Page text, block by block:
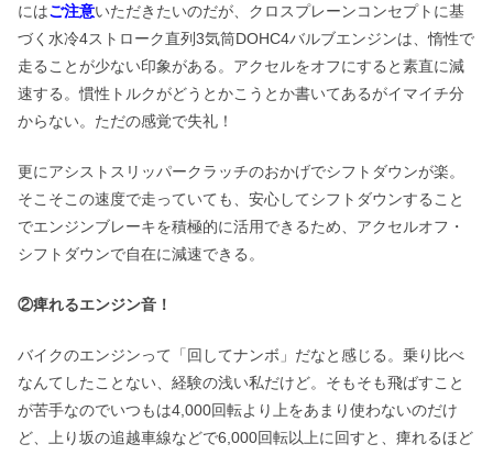
にはご注意いただきたいのだが、クロスプレーンコンセプトに基
づく水冷4ストローク直列3気筒DOHC4バルブエンジンは、惰性で
走ることが少ない印象がある。アクセルをオフにすると素直に減
速する。慣性トルクがどうとかこうとか書いてあるがイマイチ分
からない。ただの感覚で失礼！
更にアシストスリッパークラッチのおかげでシフトダウンが楽。
そこそこの速度で走っていても、安心してシフトダウンすること
でエンジンブレーキを積極的に活用できるため、アクセルオフ・
シフトダウンで自在に減速できる。
②痺れるエンジン音！
バイクのエンジンって「回してナンボ」だなと感じる。乗り比べ
なんてしたことない、経験の浅い私だけど。そもそも飛ばすこと
が苦手なのでいつもは4,000回転より上をあまり使わないのだけ
ど、上り坂の追越車線などで6,000回転以上に回すと、痺れるほど